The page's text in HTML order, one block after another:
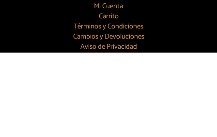
Mi Cuenta
Carrito
Términos y Condiciones
Cambios y Devoluciones
Aviso de Privacidad